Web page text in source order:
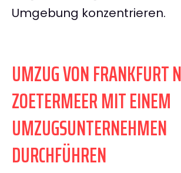
Umgebung konzentrieren.
UMZUG VON FRANKFURT
ZOETERMEER MIT EINEM
UMZUGSUNTERNEHMEN
DURCHFÜHREN